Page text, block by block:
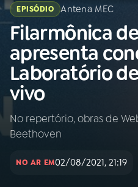
Buscar
na
Rádio
MEC
01INÍCIO
EPISÓDIO Antena MEC
Filarmônica
apresenta
Laboratório
vivo
No repertório, obras de
Beethoven
NO AR EM02/08/2021, 21:19